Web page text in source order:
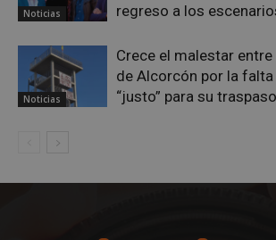
Noticias
regreso a los
Noticias
Crece el malestar
de Alcorcón por la
“justo” para su traspaso